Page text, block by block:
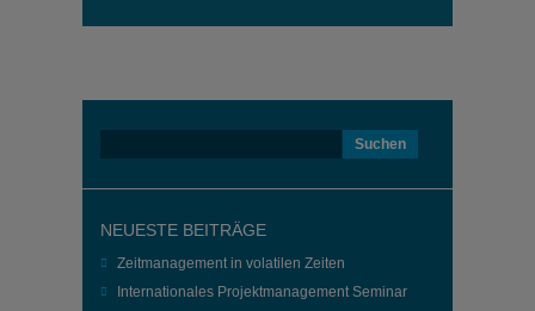
NEUESTE BEITRÄGE
Zeitmanagement in volatilen Zeiten
Internationales Projektmanagement Seminar